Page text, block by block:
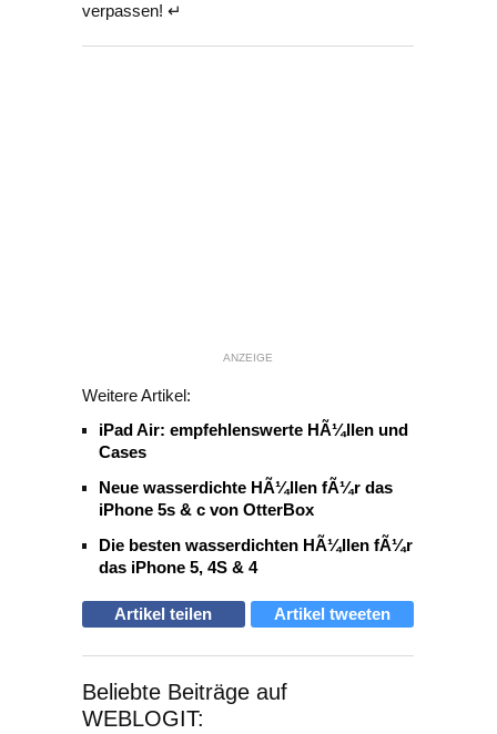
verpassen! ↵
ANZEIGE
Weitere Artikel:
iPad Air: empfehlenswerte HÃ¼llen und
Cases
Neue wasserdichte HÃ¼llen fÃ¼r das
iPhone 5s & c von OtterBox
Die besten wasserdichten HÃ¼llen fÃ¼r
das iPhone 5, 4S & 4
Artikel teilen Artikel tweeten
Beliebte Beiträge auf
WEBLOGIT: